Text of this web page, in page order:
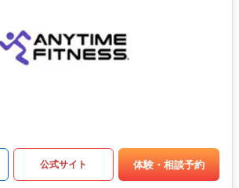
公式サイト 体験・相談予約